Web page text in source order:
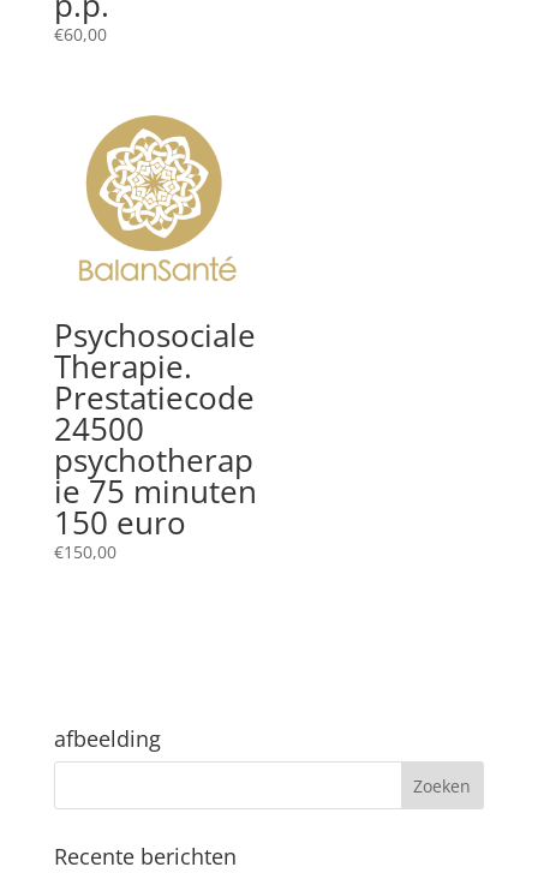
€60,00
Psychosociale
Therapie.
Prestatiecode
24500
psychotherap
ie 75 minuten
150 euro
€150,00
afbeelding
Recente berichten